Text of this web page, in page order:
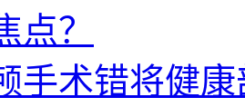
点？
手术错将健